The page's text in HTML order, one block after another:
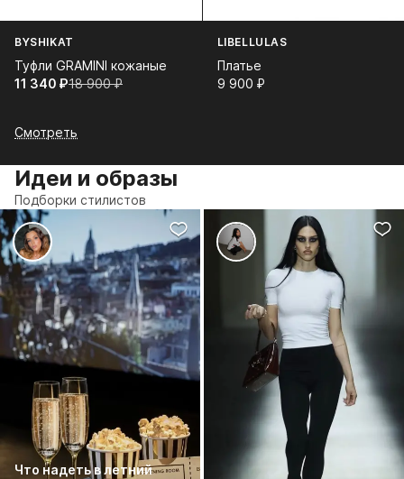
BYSHIKAT
Туфли GRAMINI кожаные
11 340⁠ ⁠₽18 900⁠ ⁠₽
LIBELLULAS
Платье
9 900⁠ ⁠₽
Смотреть
Идеи и образы
Подборки стилистов
Что надеть в летний